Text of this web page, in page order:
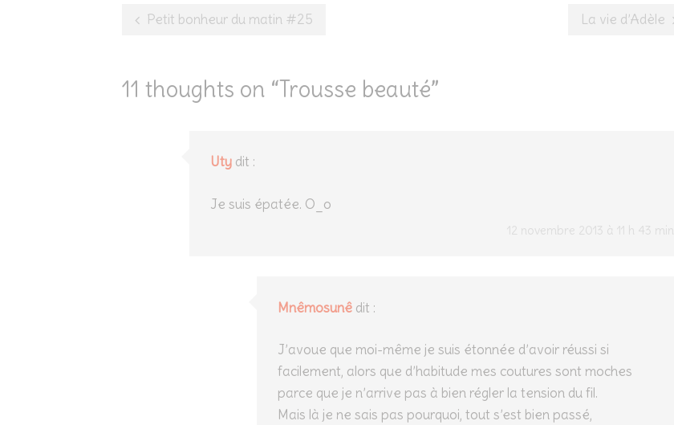
Post
Petit bonheur du matin #25 La vie d’Adèle
11 thoughts on “Trousse beauté”
Uty dit :
12 novembre 2013 à 11 h 43 min
Je suis épatée. O_o
Mnêmosunê dit :
J’avoue que moi-même je suis étonnée d’avoir réussi si
facilement, alors que d’habitude mes coutures sont moches
parce que je n’arrive pas à bien régler la tension du fil.
Mais là je ne sais pas pourquoi, tout s’est bien passé,